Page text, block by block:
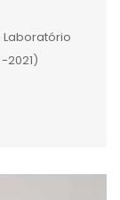
Laboratório
2021)